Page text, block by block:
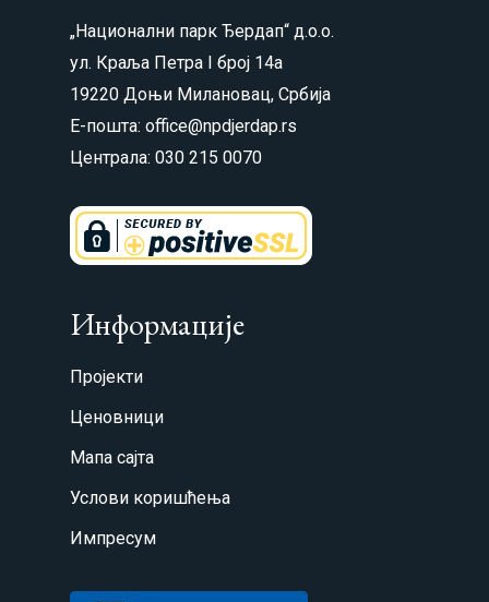
„Национални парк Ђердап“ д.о.о.
ул. Краља Петра I број 14а
19220 Доњи Милановац, Србија
Е-пошта: office@npdjerdap.rs
Централа: 030 215 0070
Информације
Пројекти
Ценовници
Мапа сајта
Услови коришћења
Импресум